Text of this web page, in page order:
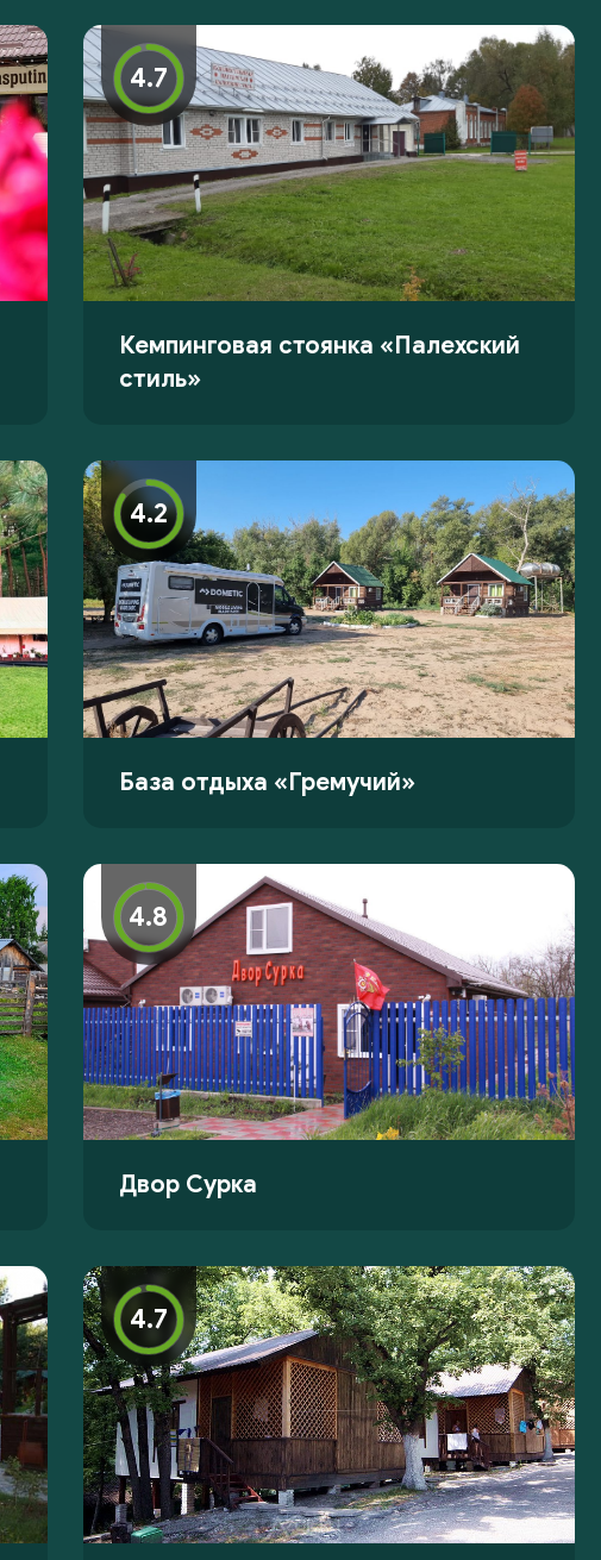
4.7
Кемпинговая стоянка «Палехский
стиль»
4.2
База отдыха «Гремучий»
4.8
Двор Сурка
4.7